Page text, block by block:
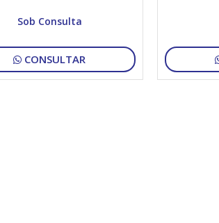
Sob Consulta
CONSULTAR